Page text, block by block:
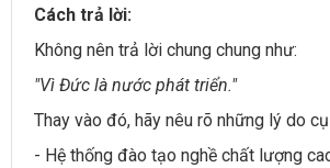
Cách trả lời:
Không nên trả lời chung chung như:
"Vì Đức là nước phát triển."
Thay vào đó, hãy nêu rõ những lý do
- Hệ thống đào tạo nghề chất lượng